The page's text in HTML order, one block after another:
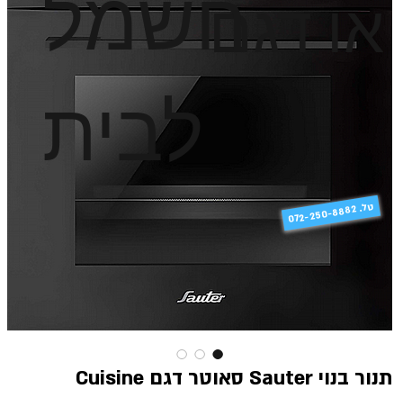
או דגם
לבית
תנור בנוי Sauter סאוטר דגם Cuisine
072-250-8882 .טל